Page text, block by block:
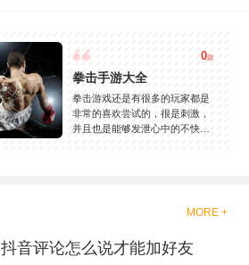
0款
拳击手游大全
拳击游戏还是有很多的玩家都是
非常的喜欢尝试的，很是刺激，
并且也是能够发泄心中的不快
够去进行体验的，我们也是能够
就是收集了一些有意思的拳击游
MORE +
抖音评论怎么说才能加好友